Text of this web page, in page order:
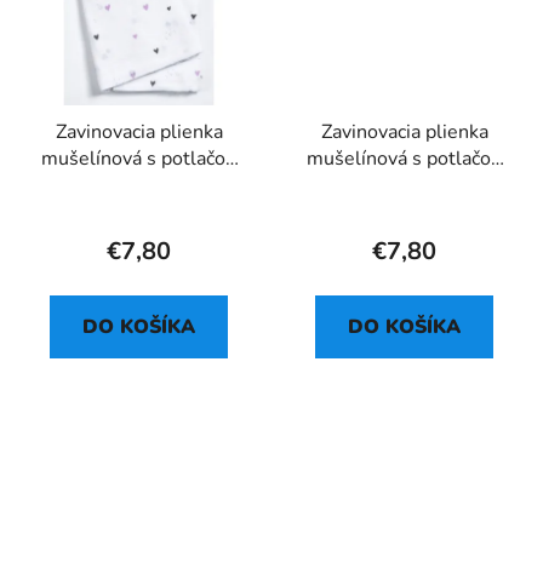
Zavinovacia plienka
mušelínová s potlačou
€7,80
DO KOŠÍKA
Zavinovacia plienka
mušelínová s potlačou
€7,80
DO KOŠÍKA